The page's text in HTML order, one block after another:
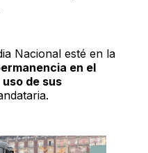
Nacional esté en la
en el
de sus